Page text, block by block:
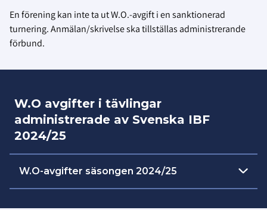
En förening kan inte ta ut W.O.-avgift i en sanktionerad
turnering. Anmälan/skrivelse ska tillställas administrerande
förbund.
W.O avgifter i tävlingar
administrerade av Svenska IBF
2024/25
W.O-avgifter säsongen 2024/25